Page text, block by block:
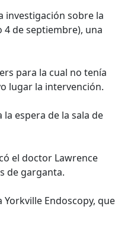
investigación sobre la
de septiembre), una
para la cual no tenía
lugar la intervención.
espera de la sala de
el doctor Lawrence
de garganta.
Endoscopy, que